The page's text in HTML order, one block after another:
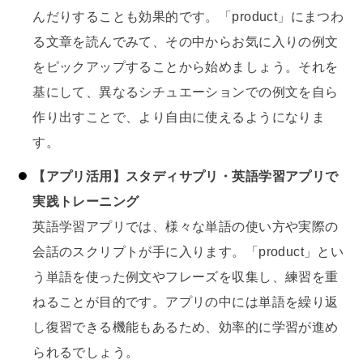
んだりすることも効果的です。「product」にまつわ
る文章を読んでみて、その中からお気に入りの例文
をピックアップすることから始めましょう。それを
基にして、異なるシチュエーションでの例文を自ら
作り出すことで、より自由に使えるようになりま
す。
【アプリ活用】スタディサプリ・英語学習アプリで
実践トレーニング
英語学習アプリでは、様々な単語の使い方や実際の
会話のスクリプトが手に入ります。「product」とい
う単語を使った例文やフレーズを収集し、練習を重
ねることが目的です。アプリの中には単語を繰り返
し復習できる機能もあるため、効率的に学習が進め
られるでしょう。